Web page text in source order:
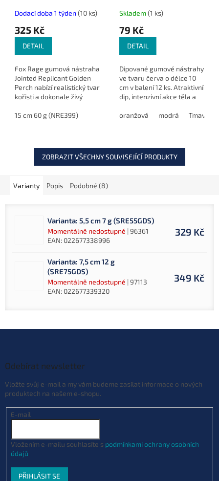
Dodací doba 1 týden (10 ks)
325 Kč
DETAIL
Fox Rage gumová nástraha
Jointed Replicant Golden
Perch nabízí realistický tvar
kořisti a dokonale živý
čistých vodách. K dispozici v
15 cm 60 g (NRE399)
Skladem(1 ks)
79 Kč
DETAIL
Dipované gumové nástrahy
ve tvaru červa o délce 10
cm v balení 12 ks. Atraktivní
dip, intenzivní akce těla a
úspěšnost u okounů, štik a
oranžová modrá Tmavě
ZOBRAZIT VŠECHNY SOUVISEJÍCÍ PRODUKTY
Varianty Popis Podobné (8)
Varianta: 5,5 cm 7 g (SRE55GDS)
Momentálně nedostupné | 96361
EAN: 022677338996
329 Kč
Varianta: 7,5 cm 12 g
(SRE75GDS)
Momentálně nedostupné | 97113
EAN: 022677339320
349 Kč
Odebírat newsletter
Vložte svůj e-mail a my vám budeme zasílat informace o nových
produktech na našem e-shopu.
E-mail
Vložením e-mailu souhlasíte s podmínkami ochrany osobních
údajů
PŘIHLÁSIT SE